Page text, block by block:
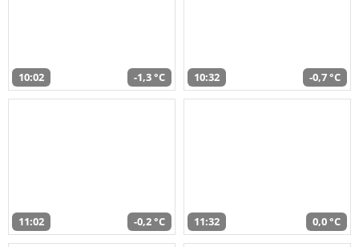
10:02 -1,3 °C 10:32 -0,7 °C
11:02 -0,2 °C 11:32 0,0 °C